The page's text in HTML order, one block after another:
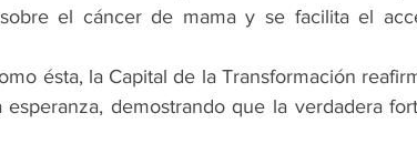
el cáncer de mama y se facilita el
ésta, la Capital de la Transformación
demostrando que la verdadera